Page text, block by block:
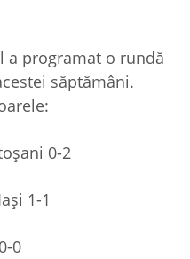
a programat o rundă
săptămâni.
0-2
1-1
0